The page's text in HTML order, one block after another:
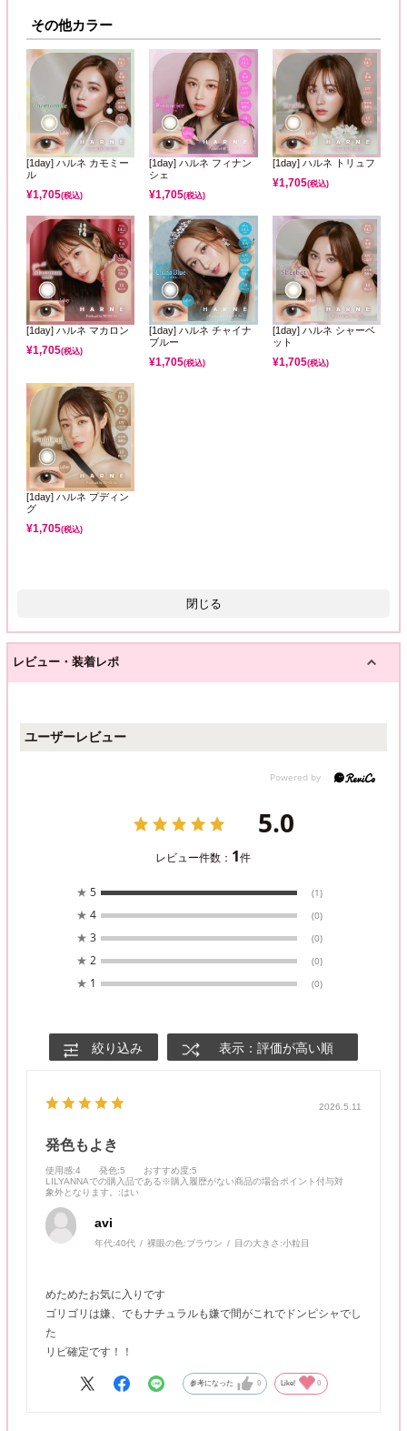
その他カラー
[1day] ハルネ カモミー
ル
¥1,705(税込)
[1day] ハルネ フィナン
シェ
¥1,705(税込)
[1day] ハルネ トリュフ
¥1,705(税込)
[1day] ハルネ マカロン
¥1,705(税込)
[1day] ハルネ チャイナ
ブルー
¥1,705(税込)
[1day] ハルネ シャーベ
ット
¥1,705(税込)
[1day] ハルネ プディン
グ
¥1,705(税込)
閉じる
レビュー・装着レポ
ユーザーレビュー
5.0
レビュー件数： 1件
★ 5 (1)
★ 4 (0)
★ 3 (0)
★ 2 (0)
★ 1 (0)
絞り込み 表示：評価が高い順
2026.5.11
発色もよき
使用感:4 発色:5 おすすめ度:5
LILYANNAでの購入品である※購入履歴がない商品の場合ポイント付与対
象外となります。
:はい
avi
年代:40代 裸眼の色:ブラウン 目の大きさ:小粒目
めためたお気に入りです
ゴリゴリは嫌、でもナチュラルも嫌で間がこれでドンピシャでし
た
リピ確定です！！
参考になった 0 Like! 0